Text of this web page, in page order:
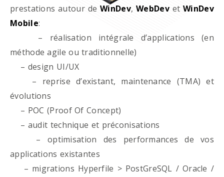
prestations autour deWinDev,WebDevet WinDev
Mobile:
– réalisation intégrale d’applications (en
méthode agile ou traditionnelle)
– design UI/UX
– reprise d’existant, maintenance (TMA) et
évolutions
– POC (Proof Of Concept)
– audit technique et préconisations
– optimisation des performances de vos
applications existantes
– migrations Hyperfile > PostGreSQL / Oracle /